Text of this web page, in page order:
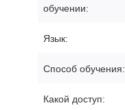
обучении:
Язык:
Способ обучения:
Какой доступ: